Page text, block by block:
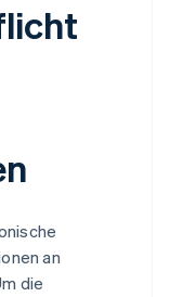
an
die